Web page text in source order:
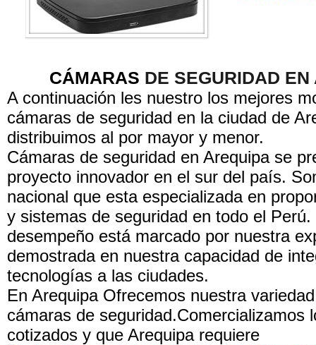
CÁMARAS DE SEGURIDAD EN
A continuación les nuestro los mejores
cámaras de seguridad en la ciudad de
distribuimos al por mayor y menor.
Cámaras de seguridad en Arequipa se
proyecto innovador en el sur del país.
nacional que esta especializada en
y sistemas de seguridad en todo el Perú.
desempeño está marcado por nuestra
demostrada en nuestra capacidad de
tecnologías a las ciudades.
En Arequipa Ofrecemos nuestra
cámaras de seguridad.Comercializamos
cotizados y que Arequipa requiere